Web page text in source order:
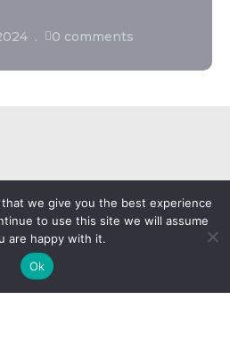
0 comments
CONTATO
we give you the best experience
to use this site we will assume
are happy with it.
Ok